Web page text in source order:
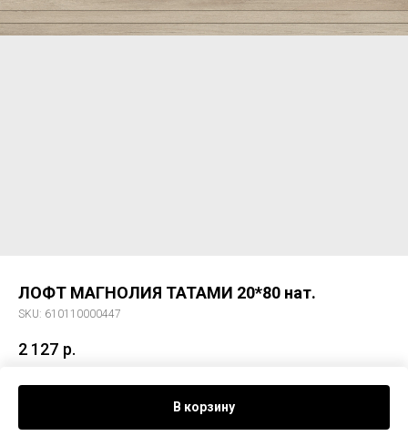
ЛОФТ МАГНОЛИЯ ТАТАМИ 20*80 нат.
SKU: 610110000447
2 127 р.
В корзину
ЛОФТ МАГНОЛИЯ ТАТАМИ 20*80 нат.